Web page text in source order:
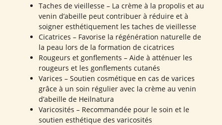
Taches de vieillesse – La crème à la propolis et au
venin d’abeille peut contribuer à réduire et à
soigner esthétiquement les taches de vieillesse
Cicatrices – Favorise la régénération naturelle de
la peau lors de la formation de cicatrices
Rougeurs et gonflements – Aide à atténuer les
rougeurs et les gonflements cutanés
Varices – Soutien cosmétique en cas de varices
grâce à un soin régulier avec la crème au venin
d’abeille de Heilnatura
Varicosités – Recommandée pour le soin et le
soutien esthétique des varicosités